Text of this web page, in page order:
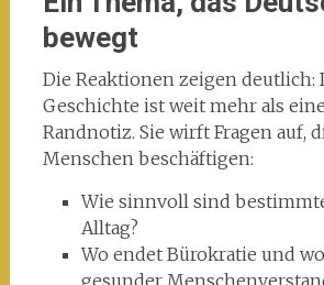
bewegt
Die Reaktionen zeigen deutlich:
Geschichte ist weit mehr als
Randnotiz. Sie wirft Fragen auf,
Menschen beschäftigen:
Wie sinnvoll sind
Alltag?
Wo endet Bürokratie und
gesunder